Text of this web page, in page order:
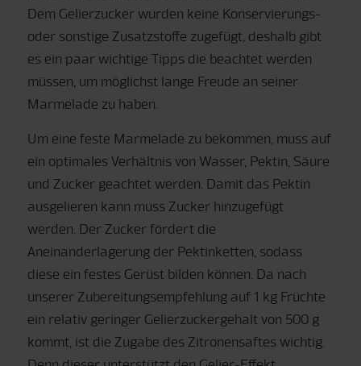
Dem Gelierzucker wurden keine Konservierungs-
oder sonstige Zusatzstoffe zugefügt, deshalb gibt
es ein paar wichtige Tipps die beachtet werden
müssen, um möglichst lange Freude an seiner
Marmelade zu haben.
Um eine feste Marmelade zu bekommen, muss auf
ein optimales Verhältnis von Wasser, Pektin, Säure
und Zucker geachtet werden. Damit das Pektin
ausgelieren kann muss Zucker hinzugefügt
werden. Der Zucker fördert die
Aneinanderlagerung der Pektinketten, sodass
diese ein festes Gerüst bilden können. Da nach
unserer Zubereitungsempfehlung auf 1 kg Früchte
ein relativ geringer Gelierzuckergehalt von 500 g
kommt, ist die Zugabe des Zitronensaftes wichtig.